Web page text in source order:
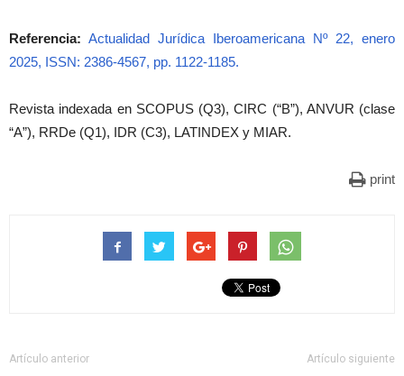
Referencia: Actualidad Jurídica Iberoamericana Nº 22, enero
2025, ISSN: 2386-4567, pp. 1122-1185.
Revista indexada en SCOPUS (Q3), CIRC (“B”), ANVUR (clase
“A”), RRDe (Q1), IDR (C3), LATINDEX y MIAR.
print
Artículo anterior Artículo siguiente